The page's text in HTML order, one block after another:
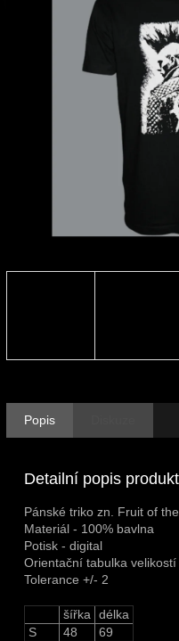
Popis
Detailní popis
Pánské triko zn. Fruit of
Materiál - 100% bavlna
Potisk - digital
Orientační tabulka
Tolerance +/- 2
šířka
délka
S
48
69